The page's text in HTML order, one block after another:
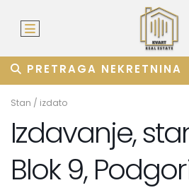
PRETRAGA NEKRETNINA
Stan / izdato
Izdavanje,
Blok 9,